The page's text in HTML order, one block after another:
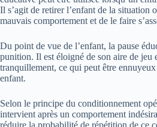
Il s’agit de retirer l’enfant de la situation
mauvais comportement et de le faire
Du point de vue de l’enfant, la pause
punition. Il est éloigné de son aire de jeu
tranquillement, ce qui peut être
enfant.
Selon le principe du conditionnement
intervient après un comportement